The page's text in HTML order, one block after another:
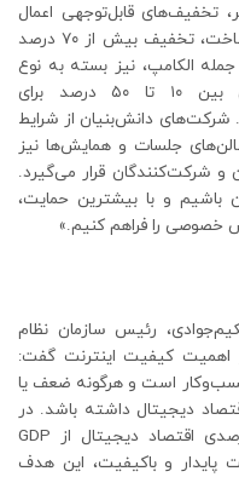
تخفیف‌های قابل‌توجهی اعمال
شد؛ به‌طور نمونه، در نمایشگاه ایران زیرساخت، تخفیف بیش از ۷۰ درصد
الکامپ، نیز بسته به نوع
فعالیت و میزان حضور، تخفیف‌هایی بین ۱۰ تا ۵۰ درصد برای
دانش‌بنیان از شرایط
جلسات و همایش‌ها نیز
و شرکت‌کنندگان قرار می‌گیرد.
باشیم و با بیشترین حمایت،
خصوصی را فراهم کنیم.»
رئیس سازمان نظام
اهمیت کیفیت اینترنت گفت:
کسب‌وکار است و هرگونه ضعف یا
دیجیتال داشته باشد. در
برنامه هفتم توسعه، سهم ۱۰ تا ۱۵ درصدی اقتصاد دیجیتال از GDP
پایدار و باکیفیت، این هدف